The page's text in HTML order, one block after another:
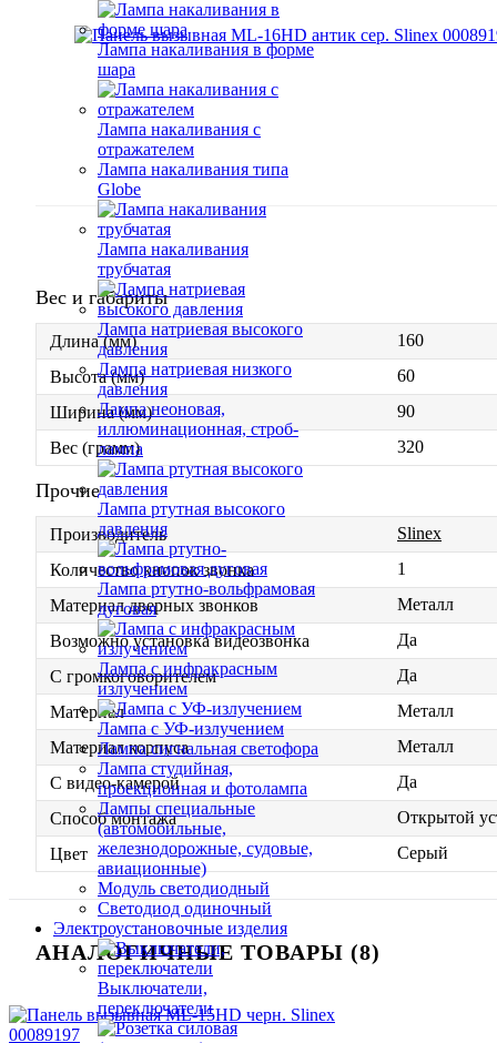
Лампа накаливания в форме
шара
Лампа накаливания с
отражателем
Лампа накаливания типа
Globe
Лампа накаливания
трубчатая
Лампа натриевая высокого
давления
Лампа натриевая низкого
давления
Лампа неоновая,
иллюминационная, строб-
лампа
Лампа ртутная высокого
давления
Лампа ртутно-вольфрамовая
дуговая
Лампа с инфракрасным
излучением
Лампа с УФ-излучением
Лампа сигнальная светофора
Лампа студийная,
проекционная и фотолампа
Лампы специальные
(автомобильные,
железнодорожные, судовые,
авиационные)
Модуль светодиодный
Светодиод одиночный
Электроустановочные изделия
Выключатели,
переключатели
Вес и габариты
Длина (мм)
160
Высота (мм)
60
Ширина (мм)
90
Вес (грамм)
320
Прочие
Производитель
Slinex
Количество кнопок звонка
1
Материал дверных звонков
Металл
Возможно установка видеозвонка
Да
С громкоговорителем
Да
Материал
Металл
Материал корпуса
Металл
С видео-камерой
Да
Способ монтажа
Открытой
Цвет
Серый
АНАЛОГИЧНЫЕ ТОВАРЫ (8)